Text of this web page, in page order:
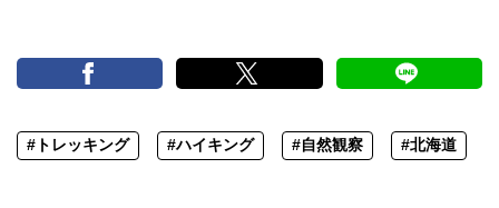
#トレッキング #ハイキング #自然観察 #北海道